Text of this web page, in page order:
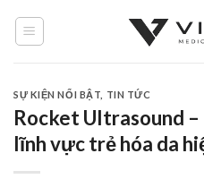
SỰ KIỆN NỔI BẬT TIN TỨC
Rocket Ultrasound
lĩnh vực trẻ hóa da